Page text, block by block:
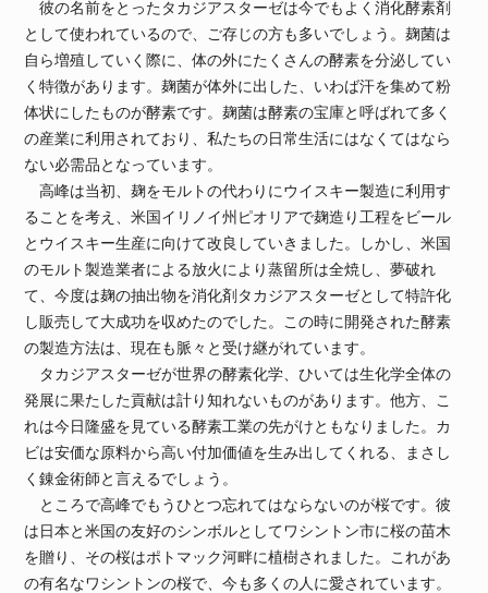
彼の名前をとったタカジアスターゼは今でもよく消化酵素剤
として使われているので、ご存じの方も多いでしょう。麹菌は
自ら増殖していく際に、体の外にたくさんの酵素を分泌してい
く特徴があります。麹菌が体外に出した、いわば汗を集めて粉
体状にしたものが酵素です。麹菌は酵素の宝庫と呼ばれて多く
の産業に利用されており、私たちの日常生活にはなくてはなら
ない必需品となっています。
高峰は当初、麹をモルトの代わりにウイスキー製造に利用す
ることを考え、米国イリノイ州ピオリアで麹造り工程をビール
とウイスキー生産に向けて改良していきました。しかし、米国
のモルト製造業者による放火により蒸留所は全焼し、夢破れ
て、今度は麹の抽出物を消化剤タカジアスターゼとして特許化
し販売して大成功を収めたのでした。この時に開発された酵素
の製造方法は、現在も脈々と受け継がれています。
タカジアスターゼが世界の酵素化学、ひいては生化学全体の
発展に果たした貢献は計り知れないものがあります。他方、こ
れは今日隆盛を見ている酵素工業の先がけともなりました。カ
ビは安価な原料から高い付加価値を生み出してくれる、まさし
く錬金術師と言えるでしょう。
ところで高峰でもうひとつ忘れてはならないのが桜です。彼
は日本と米国の友好のシンボルとしてワシントン市に桜の苗木
を贈り、その桜はポトマック河畔に植樹されました。これがあ
の有名なワシントンの桜で、今も多くの人に愛されています。